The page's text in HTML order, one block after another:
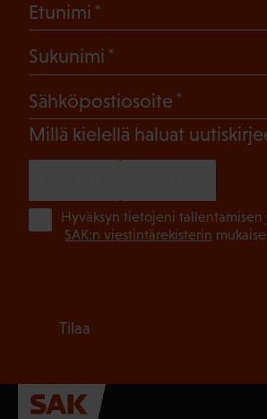
Etunimi
Sukunimi
Sähköpostiosoite
Millä kielellä haluat
Hyväksyn tietojeni tallentamisen
SAK:n viestintärekisterin
Tilaa